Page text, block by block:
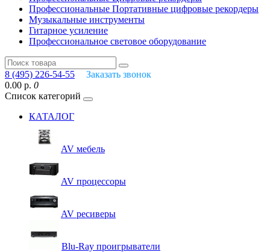
Профессиональные Портативные цифровые рекордеры
Музыкальные инструменты
Гитарное усиление
Профессиональное световое оборудование
8 (495) 226-54-55
Заказать звонок
0.00 р. 0
Список категорий
КАТАЛОГ
AV мебель
AV процессоры
AV ресиверы
Blu-Ray проигрыватели